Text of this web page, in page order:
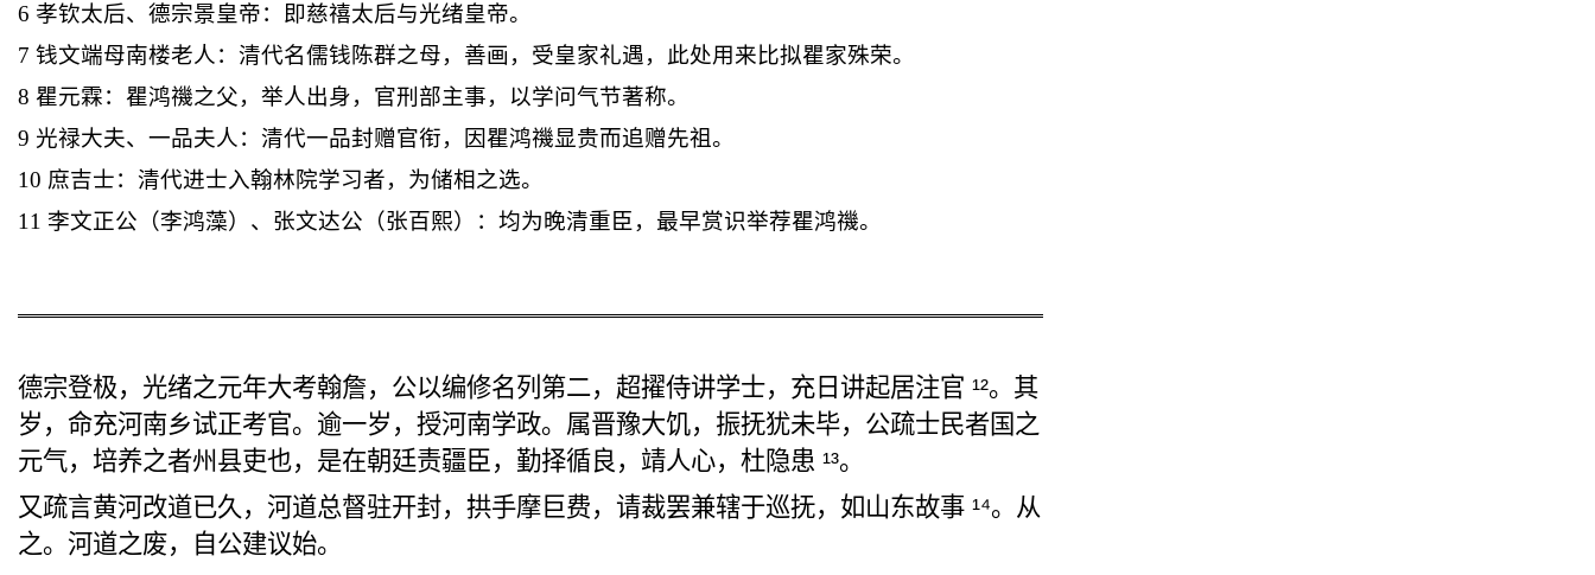
6 孝钦太后、德宗景皇帝：即慈禧太后与光绪皇帝。
7钱文端母南楼老人：清代名儒钱陈群之母，善画，受皇家礼遇，此处用来比拟瞿家殊荣。
8 瞿元霖：瞿鸿禨之父，举人出身，官刑部主事，以学问气节著称。
9 光禄大夫、一品夫人：清代一品封赠官衔，因瞿鸿禨显贵而追赠先祖。
10 庶吉士：清代进士入翰林院学习者， 为储相之选。
11 李文正公（李鸿藻）、张文达公（张百熙）：均为晚清重臣，最早赏识举荐瞿鸿禨。
德宗登极，光绪之元年大考翰詹，公以编修名列第二，超擢侍讲学士， 充日讲起居注官 ¹²。其
岁，命充河南乡试正考官。逾一岁，授河南学政。属晋豫大饥，振抚犹未毕，公疏士民者国之
元气，培养之者州县吏也，是在朝廷责疆臣 ， 勤择循良 ，靖人心，杜隐患 ¹³。
又疏言黄河改道已久，河道总督驻开封，拱手摩巨费，请裁罢兼辖于巡抚，如山东故事 ¹⁴。从
之。河道之废，自公建议始。